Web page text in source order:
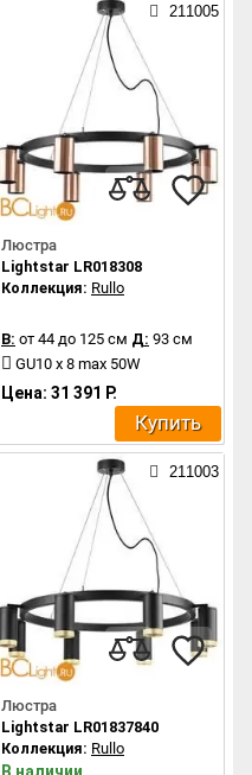
211005
Люстра
Lightstar LR018308
Коллекция: Rullo
В: от 44 до 125 см Д: 93 см
GU10 x 8 max 50W
Цена: 31 391 Р.
Купить
211003
Люстра
Lightstar LR01837840
Коллекция: Rullo
В наличии